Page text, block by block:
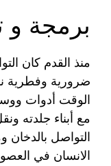
برمجة و
منذ القدم كان
ضرورية وفطرية
الوقت أدوات
مع أبناء جلدته
التواصل بالدخان
الانسان في